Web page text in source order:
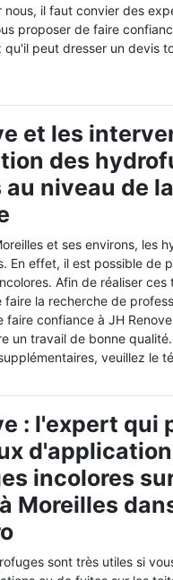
nous, il faut convier des
proposer de faire
qu'il peut dresser un devis
et les
des
au niveau de
et ses environs, les
En effet, il est possible de
Afin de réaliser
la recherche de
faire confiance à JH
un travail de bonne
veuillez le
: l'expert qui
incolores
Moreilles
sont très utiles si